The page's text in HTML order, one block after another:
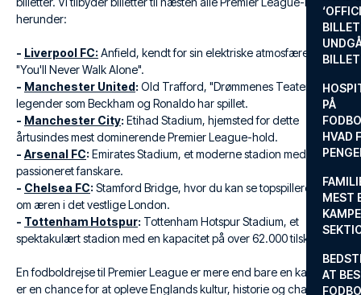
PÅ
HVAD
MEST
AT
herunder:
- Liverpool FC: Anfield, kendt for sin elektriske atmosfære og
"You'll Never Walk Alone".
- Manchester United: Old Trafford, "Drømmenes Teater", hvor
legender som Beckham og Ronaldo har spillet.
- Manchester City: Etihad Stadium, hjemsted for dette
årtusindes mest dominerende Premier League-hold.
- Arsenal FC: Emirates Stadium, et moderne stadion med en
passioneret fanskare.
- Chelsea FC: Stamford Bridge, hvor du kan se topspillere dyste
om æren i det vestlige London.
- Tottenham Hotspur: Tottenham Hotspur Stadium, et
spektakulært stadion med en kapacitet på over 62.000 tilskuere.
En fodboldrejse til Premier League er mere end bare en kamp. Det
er en chance for at opleve Englands kultur, historie og charme.